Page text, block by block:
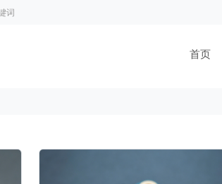
词
首页